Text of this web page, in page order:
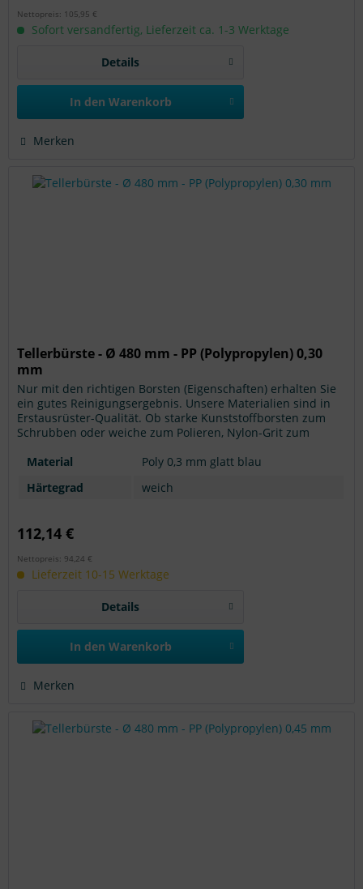
Nettopreis: 105,95 €
Sofort versandfertig, Lieferzeit ca. 1-3 Werktage
Details
In den Warenkorb
Merken
Tellerbürste - Ø 480 mm - PP (Polypropylen) 0,30
mm
Nur mit den richtigen Borsten (Eigenschaften) erhalten Sie
ein gutes Reinigungsergebnis. Unsere Materialien sind in
Erstausrüster-Qualität. Ob starke Kunststoffborsten zum
Schrubben oder weiche zum Polieren, Nylon-Grit zum
bedienen. Sind Sie bei der richtigen Wahl unsicher? Hier
Material
Poly 0,3 mm glatt blau
Härtegrad
weich
112,14 €
Nettopreis: 94,24 €
Lieferzeit 10-15 Werktage
Details
In den Warenkorb
Merken